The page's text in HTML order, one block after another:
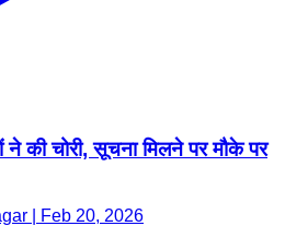
ने की चोरी, सूचना मिलने पर मौके पर
| Feb 20, 2026